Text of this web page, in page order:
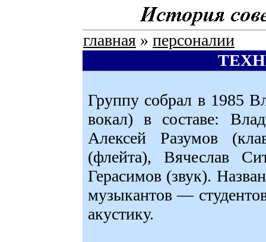
главная » персоналии
Группу собрал в 1985
вокал) в составе:
Алексей Разумов
(флейта), Вячеслав
Герасимов (звук).
музыкантов —
акустику.